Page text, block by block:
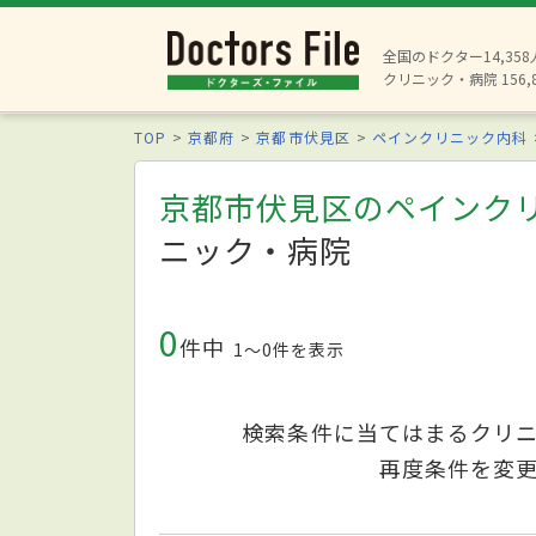
全国のドクター14,358
クリニック・病院
TOP 京都府 京都市伏見区 ペインクリニック内科
京都市伏見区のペインク
ニック・病院
0件中 1〜0件を表示
検索条件に当てはまるクリ
再度条件を変